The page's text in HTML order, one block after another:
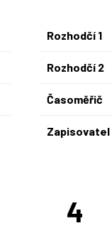
Rozhodčí 1
Rozhodčí 2
Časoměřič
Zapisovatel
4